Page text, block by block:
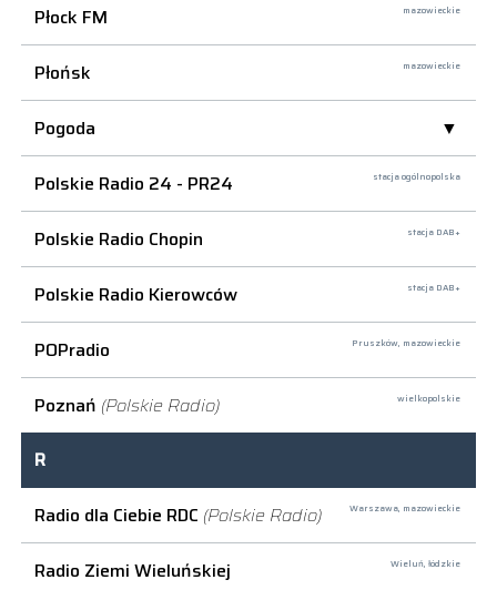
Płock FM
mazowieckie
Płońsk mazowieckie
Pogoda
Polskie Radio 24 - PR24
stacja ogólnopolska
Polskie Radio Chopin stacja DAB+
Polskie Radio Kierowców stacja DAB+
POPradio Pruszków, mazowieckie
Poznań (Polskie Radio) wielkopolskie
R
Radio dla Ciebie RDC (Polskie Radio) Warszawa, mazowieckie
Radio Ziemi Wieluńskiej Wieluń, łódzkie